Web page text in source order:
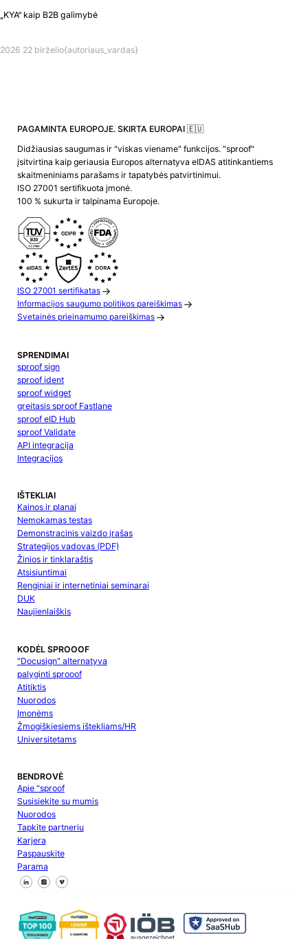
„KYA“ kaip B2B galimybė
2026 22 birželio{autoriaus_vardas}
PAGAMINTA EUROPOJE. SKIRTA EUROPAI 🇪🇺
Didžiausias saugumas ir "viskas viename" funkcijos. "sproof"
įsitvirtina kaip geriausia Europos alternatyva eIDAS atitinkantiems
skaitmeniniams parašams ir tapatybės patvirtinimui.
ISO 27001 sertifikuota įmonė.
100 % sukurta ir talpinama Europoje.
ISO 27001 sertifikatas
Informacijos saugumo politikos pareiškimas
Svetainės prieinamumo pareiškimas
SPRENDIMAI
sproof sign
sproof ident
sproof widget
greitasis sproof Fastlane
sproof eID Hub
sproof Validate
API integracija
Integracijos
IŠTEKLIAI
Kainos ir planai
Nemokamas testas
Demonstracinis vaizdo įrašas
Strategijos vadovas (PDF)
Žinios ir tinklaraštis
Atsisiuntimai
Renginiai ir internetiniai seminarai
DUK
Naujienlaiškis
KODĖL SPROOOF
"Docusign" alternatyva
palyginti sprooof
Atitiktis
Nuorodos
Įmonėms
Žmogiškiesiems ištekliams/HR
Universitetams
BENDROVĖ
Apie "sproof
Susisiekite su mumis
Nuorodos
Tapkite partneriu
Karjera
Paspauskite
Parama
Sekite mus "Facebook
Sekite mus X
Sekite mus "LinkedIn